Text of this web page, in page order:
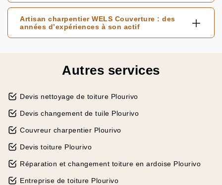
Artisan charpentier WELS Couverture : des
années d’expériences à son actif
Autres services
Devis nettoyage de toiture Plourivo
Devis changement de tuile Plourivo
Couvreur charpentier Plourivo
Devis toiture Plourivo
Réparation et changement toiture en ardoise Plourivo
Entreprise de toiture Plourivo